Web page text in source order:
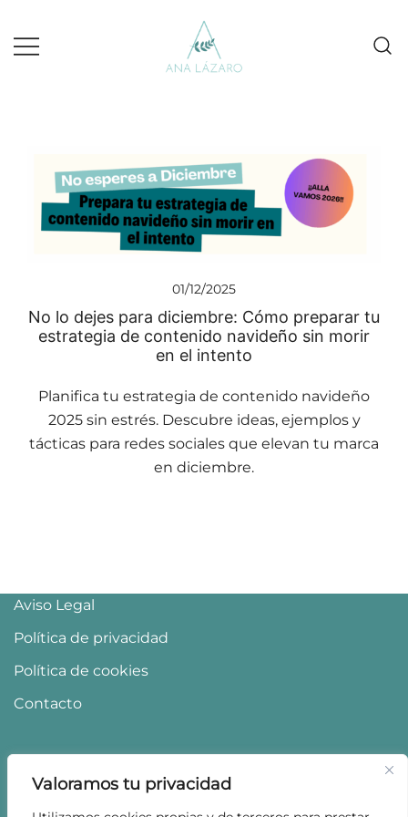
Valoramos tu privacidad
01/12/2025
No lo dejes para diciembre: Cómo preparar tu
estrategia de contenido navideño sin morir
en el intento
Planifica tu estrategia de contenido navideño
2025 sin estrés. Descubre ideas, ejemplos y
tácticas para redes sociales que elevan tu marca
en diciembre.
Aviso Legal
Política de privacidad
Política de cookies
Contacto